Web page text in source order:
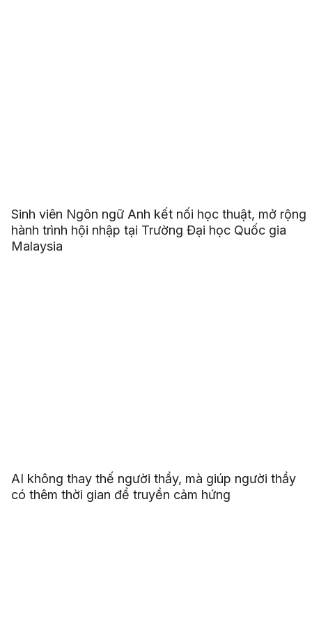
Sinh viên Ngôn ngữ Anh kết nối học thuật, mở rộng
hành trình hội nhập tại Trường Đại học Quốc gia
Malaysia
AI không thay thế người thầy, mà giúp người thầy
có thêm thời gian để truyền cảm hứng